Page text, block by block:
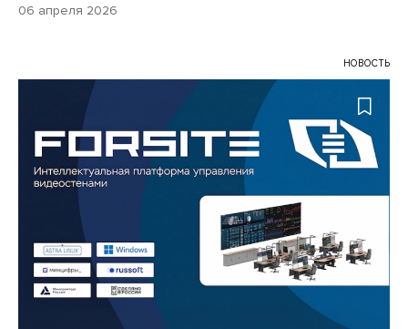
06 апреля 2026
НОВОСТЬ